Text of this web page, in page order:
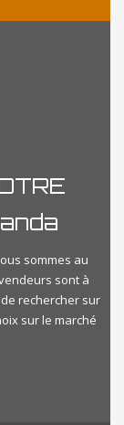
sommes au
sont à
rechercher sur
sur le marché